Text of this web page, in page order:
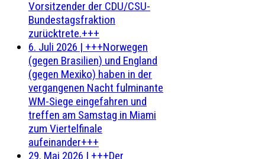
Vorsitzender der CDU/CSU-
Bundestagsfraktion
zurücktrete.+++
6. Juli 2026 | +++Norwegen
(gegen Brasilien) und England
(gegen Mexiko) haben in der
vergangenen Nacht fulminante
WM-Siege eingefahren und
treffen am Samstag in Miami
zum Viertelfinale
aufeinander+++
29. Mai 2026 | +++Der